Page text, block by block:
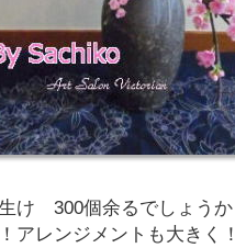
け 300個余るでしょう
アレンジメントも大きく